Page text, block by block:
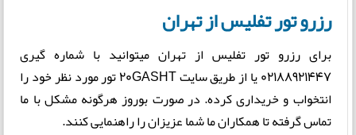
رزرو تور تفلیس از تهران
برای رزرو تور تفلیس از تهران میتوانید با شماره گیری
02188921447 یا از طریق سایت 20GASHT تور مورد نظر خود را
انتخواب و خریداری کرده. در صورت بوروز هرگونه مشکل با ما
تماس گرفته تا همکاران ما شما عزیزان را راهنمایی کنند.